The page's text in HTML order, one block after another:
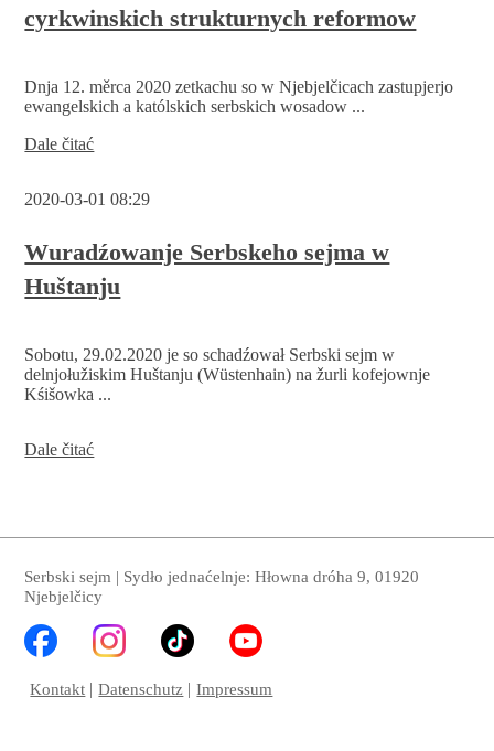
cyrkwinskich strukturnych reformow
Dnja 12. měrca 2020 zetkachu so w Njebjelčicach zastupjerjo
ewangelskich a katólskich serbskich wosadow ...
Dale čitaćKatólscy
Serbja
wo
swojej
nuzy
dla
strukturnych
reformow
2020-03-01 08:29
Wuradźowanje Serbskeho sejma w
Huštanju
Sobotu, 29.02.2020 je so schadźował Serbski sejm w
delnjołužiskim Huštanju (Wüstenhain) na žurli kofejownje
Kśišowka ...
Dale čitaćWuradźowanje
Serbski sejm | Sydło jednaćelnje: Hłowna dróha 9, 01920
Njebjelčicy
Kontakt Datenschutz Impressum